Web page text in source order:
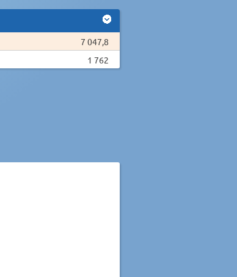
7 047,8
1 762